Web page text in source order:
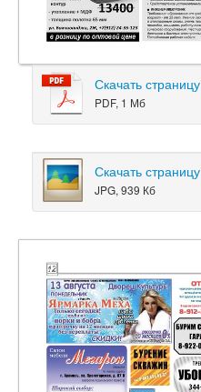
Скачать страницу
PDF, 1 Мб
Скачать страницу
JPG, 939 Кб